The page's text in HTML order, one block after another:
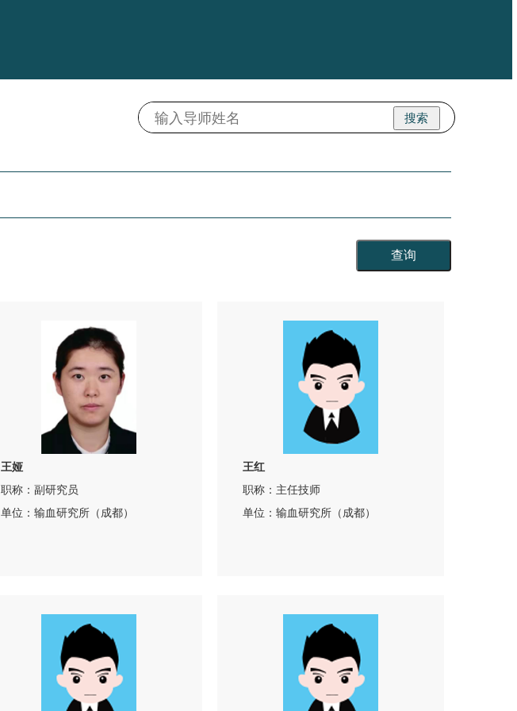
搜索
查询
王娅
职称：副研究员
单位：输血研究所（成都）
王红
职称：主任技师
单位：输血研究所（成都）